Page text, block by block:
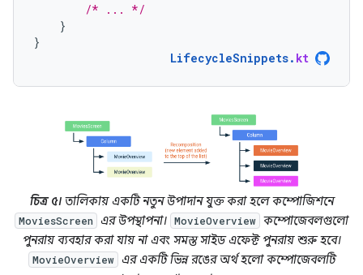
/* ... */
}
}
LifecycleSnippets. kt
চিত্র ৫।তালিকায় একটি নতুন উপাদান যুক্ত করা হলে কম্পোজিশনে
MoviesScreen এর উপস্থাপনা। MovieOverview কম্পোজেবলগুলো
পুনরায় ব্যবহার করা যায় না এবং সমস্ত সাইড এফেক্ট পুনরায় শুরু হবে।
MovieOverview
এর একটি ভিন্ন রঙের অর্থ হলো কম্পোজেবলটি